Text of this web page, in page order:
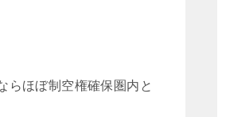
らほぼ制空権確保圏内と